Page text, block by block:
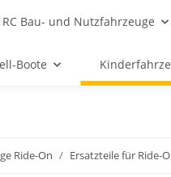
RC Bau- und Nutzfahrzeuge
Boote
Ride-On Ersatzteile für Ride-